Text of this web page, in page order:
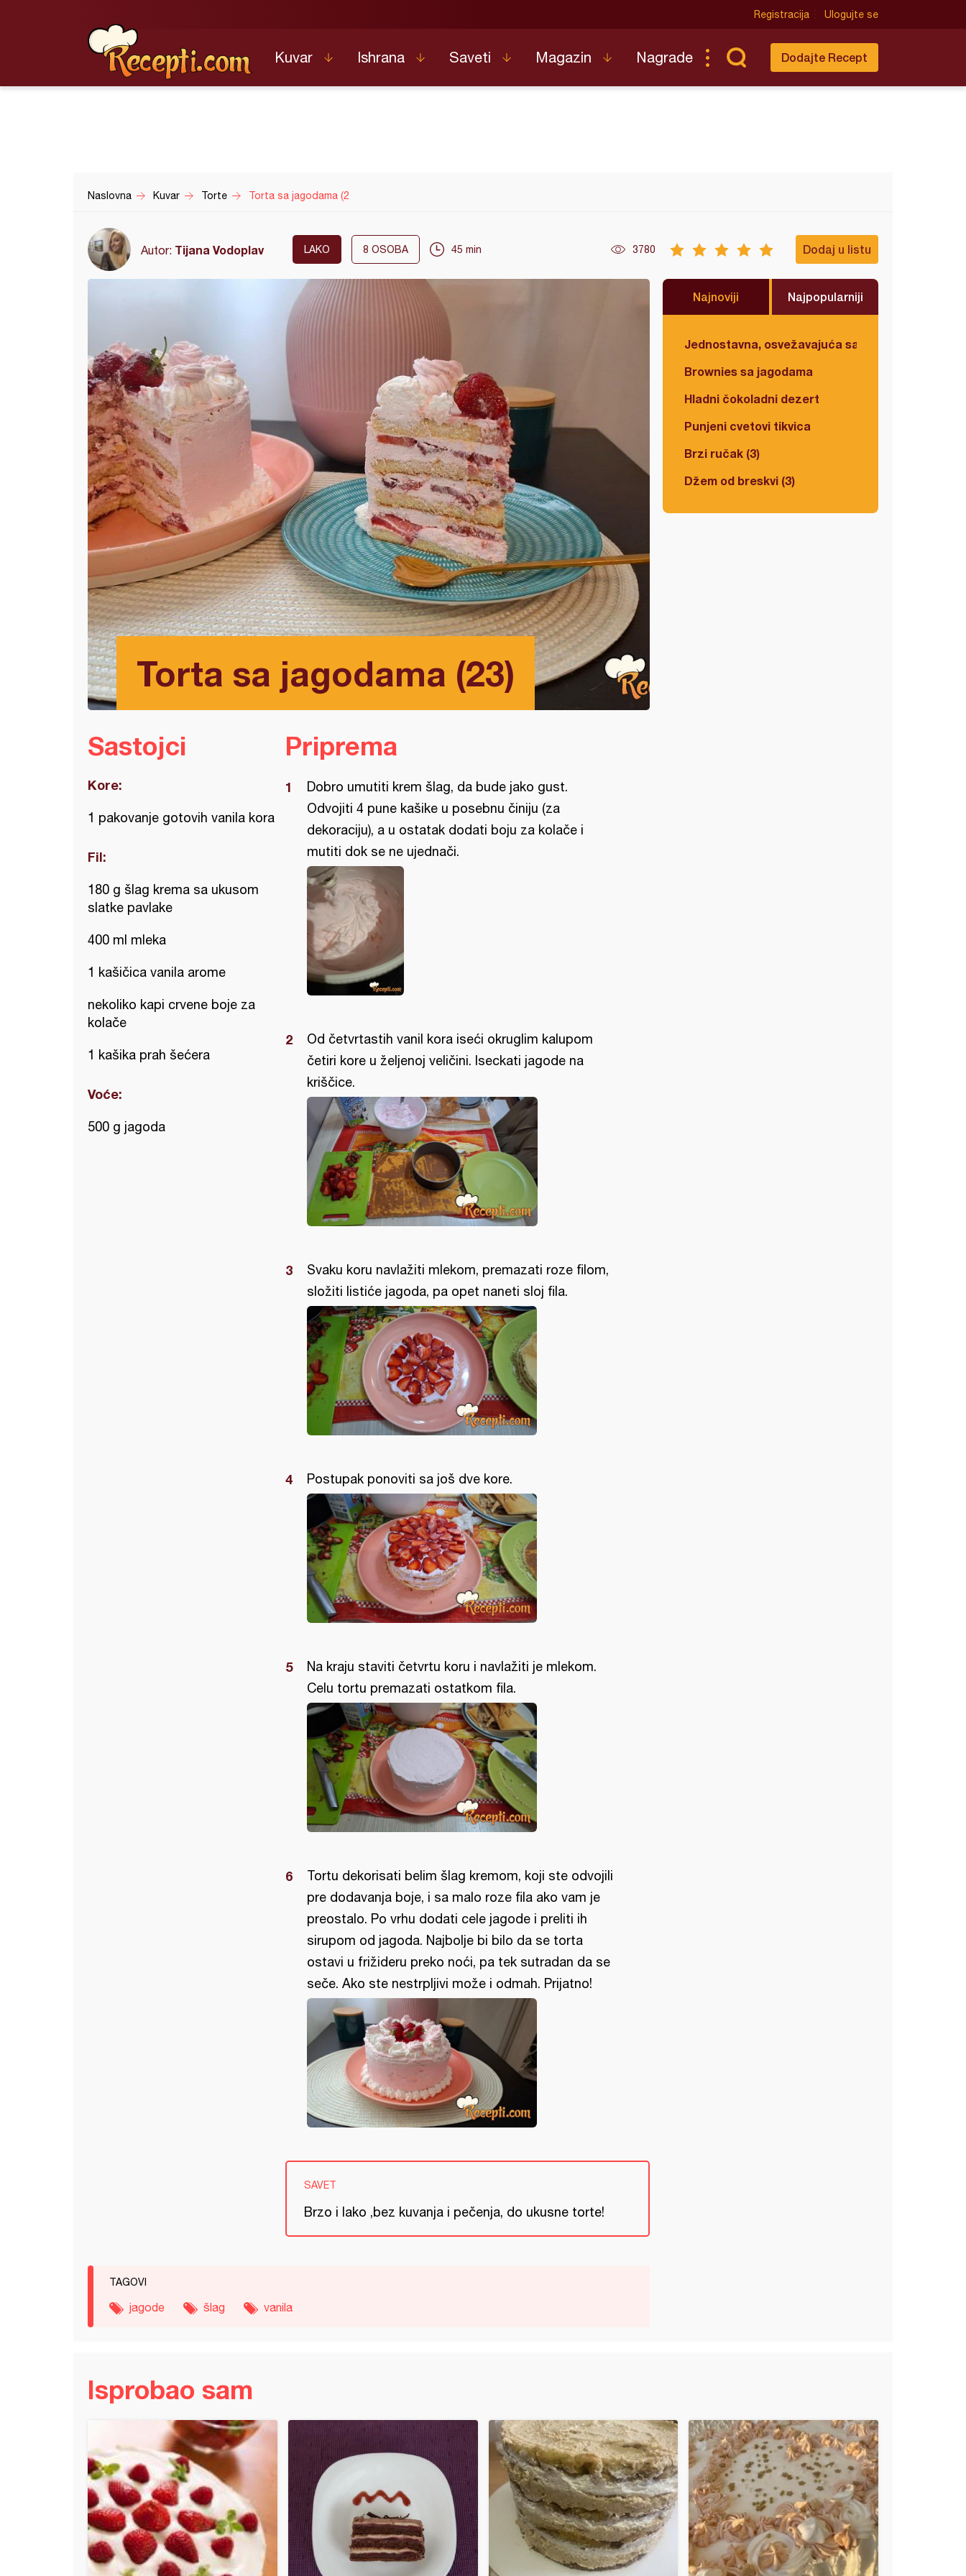
Registracija Ulogujte se
Kuvar Ishrana Saveti Magazin Nagrade Dodajte Recept
Naslovna Kuvar Torte Torta sa jagodama (2
Autor: Tijana Vodoplav LAKO 8 OSOBA 45 min 3780 Dodaj u listu
Torta sa jagodama (23)
Najnoviji Najpopularniji
Jednostavna, osvežavajuća salata
Brownies sa jagodama
Hladni čokoladni dezert
Punjeni cvetovi tikvica
Brzi ručak (3)
Džem od breskvi (3)
Sastojci
Kore:
1 pakovanje gotovih vanila kora
Fil:
180 g šlag krema sa ukusom
slatke pavlake
400 ml mleka
1 kašičica vanila arome
nekoliko kapi crvene boje za
kolače
1 kašika prah šećera
Voće:
500 g jagoda
Priprema
Dobro umutiti krem šlag, da bude jako gust.
Odvojiti 4 pune kašike u posebnu činiju (za
dekoraciju), a u ostatak dodati boju za kolače i
mutiti dok se ne ujednači.
Od četvrtastih vanil kora iseći okruglim kalupom
četiri kore u željenoj veličini. Iseckati jagode na
kriščice.
Svaku koru navlažiti mlekom, premazati roze filom,
složiti listiće jagoda, pa opet naneti sloj fila.
Postupak ponoviti sa još dve kore.
Na kraju staviti četvrtu koru i navlažiti je mlekom.
Celu tortu premazati ostatkom fila.
Tortu dekorisati belim šlag kremom, koji ste odvojili
pre dodavanja boje, i sa malo roze fila ako vam je
preostalo. Po vrhu dodati cele jagode i preliti ih
sirupom od jagoda. Najbolje bi bilo da se torta
ostavi u frižideru preko noći, pa tek sutradan da se
seče. Ako ste nestrpljivi može i odmah. Prijatno!
SAVET
Brzo i lako ,bez kuvanja i pečenja, do ukusne torte!
TAGOVI
jagode šlag vanila
Isprobao sam